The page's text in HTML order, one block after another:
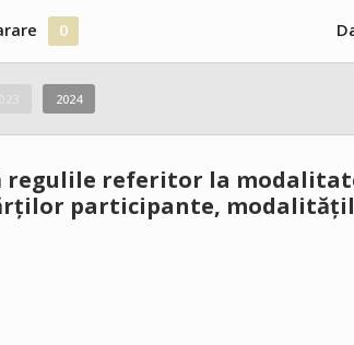
0
2024
referitor la
participante,